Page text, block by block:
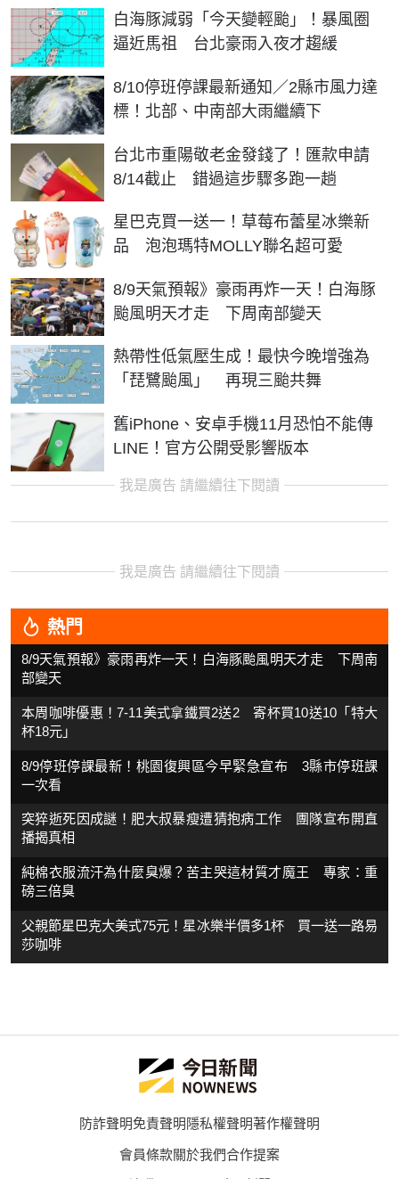
白海豚減弱「今天變輕颱」！暴風圈
逼近馬祖 台北豪雨入夜才趨緩
8/10停班停課最新通知／2縣市風力達
標！北部、中南部大雨繼續下
台北市重陽敬老金發錢了！匯款申請
8/14截止 錯過這步驟多跑一趟
星巴克買一送一！草莓布蕾星冰樂新
品 泡泡瑪特MOLLY聯名超可愛
8/9天氣預報》豪雨再炸一天！白海豚
颱風明天才走 下周南部變天
熱帶性低氣壓生成！最快今晚增強為
「琵鷺颱風」 再現三颱共舞
舊iPhone、安卓手機11月恐怕不能傳
LINE！官方公開受影響版本
我是廣告 請繼續往下閱讀
我是廣告 請繼續往下閱讀
熱門
8/9天氣預報》豪雨再炸一天！白海豚颱風明天才走 下周南
部變天
本周咖啡優惠！7-11美式拿鐵買2送2 寄杯買10送10「特大
杯18元」
8/9停班停課最新！桃園復興區今早緊急宣布 3縣市停班課
一次看
突猝逝死因成謎！肥大叔暴瘦遭猜抱病工作 團隊宣布開直
播揭真相
純棉衣服流汗為什麼臭爆？苦主哭這材質才魔王 專家：重
磅三倍臭
父親節星巴克大美式75元！星冰樂半價多1杯 買一送一路易
莎咖啡
防詐聲明免責聲明隱私權聲明著作權聲明
會員條款關於我們合作提案